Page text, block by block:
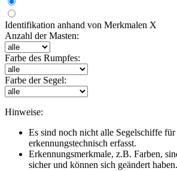
Identifikation anhand von Merkmalen X
Anzahl der Masten:
Farbe des Rumpfes:
Farbe der Segel:
Hinweise:
Es sind noch nicht alle Segelschiffe für
erkennungstechnisch erfasst.
Erkennungsmerkmale, z.B. Farben,
sicher und können sich geändert haben.